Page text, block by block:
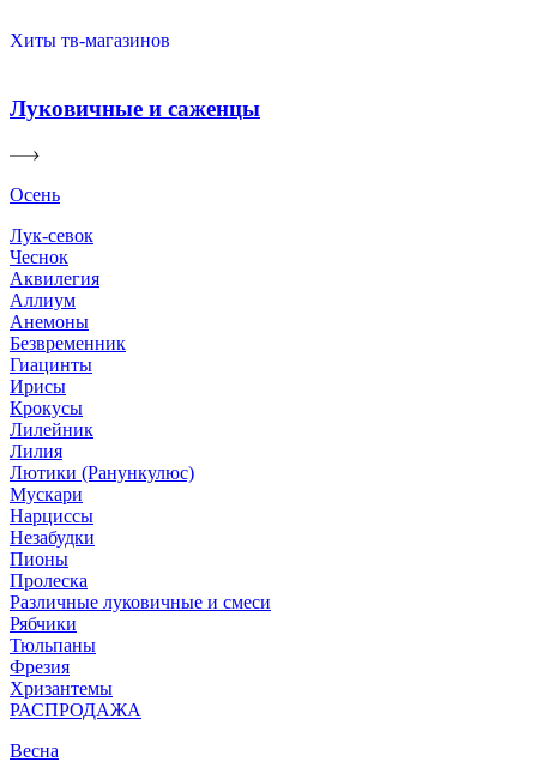
Хиты тв-магазинов
Луковичные и саженцы
Осень
Лук-севок
Чеснок
Аквилегия
Аллиум
Анемоны
Безвременник
Гиацинты
Ирисы
Крокусы
Лилейник
Лилия
Лютики (Ранункулюс)
Мускари
Нарцисcы
Незабудки
Пионы
Пролеска
Различные луковичные и смеси
Рябчики
Тюльпаны
Фрезия
Хризантемы
РАСПРОДАЖА
Весна